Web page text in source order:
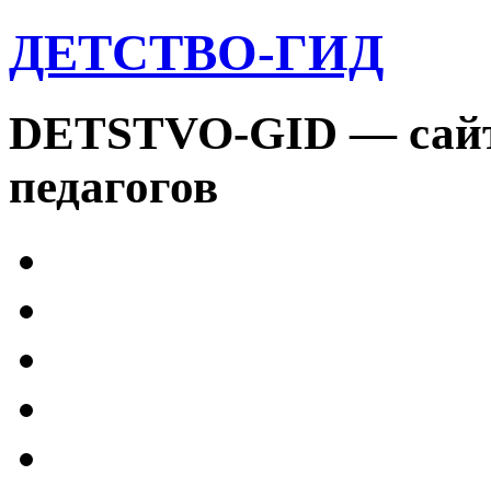
ДЕТСТВО-ГИД
DETSTVO-GID —
педагогов